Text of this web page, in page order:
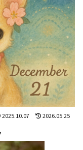
2025.10.07 2026.05.25